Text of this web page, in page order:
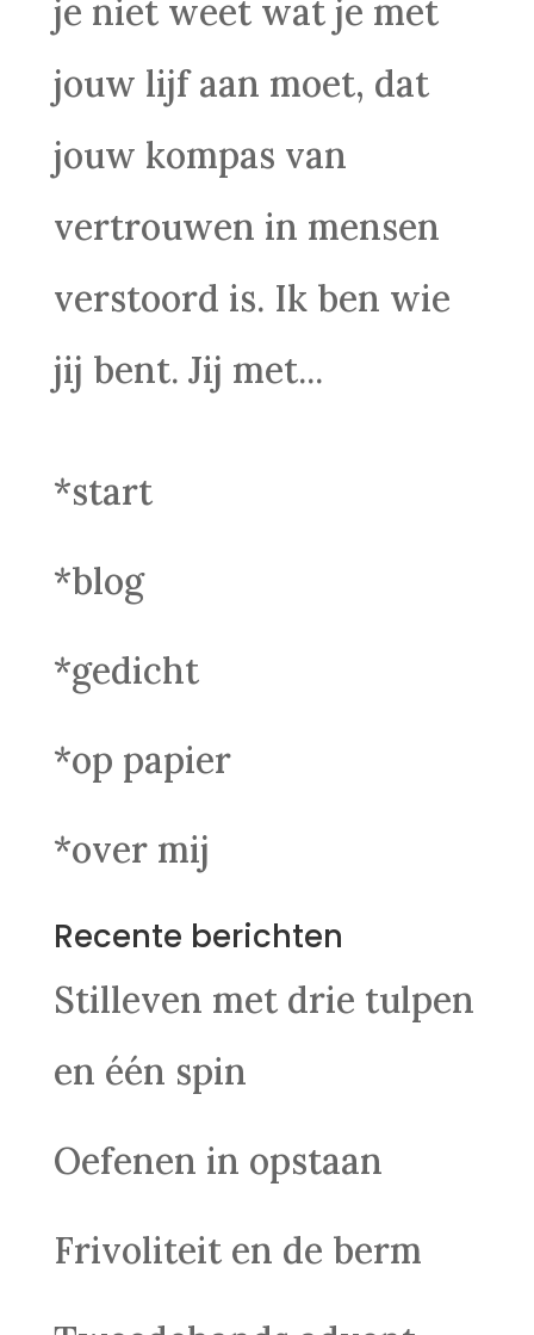
je niet weet wat je met
jouw lijf aan moet, dat
jouw kompas van
vertrouwen in mensen
verstoord is. Ik ben wie
jij bent. Jij met...
*start
*blog
*gedicht
*op papier
*over mij
Recente berichten
Stilleven met drie tulpen
en één spin
Oefenen in opstaan
Frivoliteit en de berm